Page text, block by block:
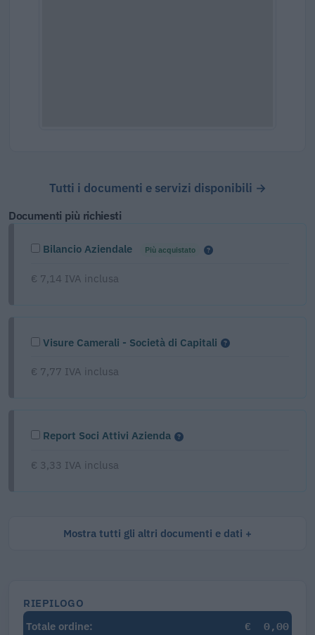
Tutti i documenti e servizi disponibili →
Documenti più richiesti
Bilancio Aziendale Più acquistato
€ 7,14 IVA inclusa
Visure Camerali - Società di Capitali
€ 7,77 IVA inclusa
Report Soci Attivi Azienda
€ 3,33 IVA inclusa
Mostra tutti gli altri documenti e dati
RIEPILOGO
Totale ordine:
€ 0,00